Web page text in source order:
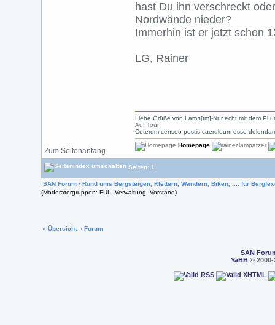
hast Du ihn verschreckt
Nordwände nieder?
Immerhin ist er jetzt schon
LG, Rainer
Zum Seitenanfang
Liebe Grüße von Lamл[tm]-Nur echt mit dem Pi
Auf Tour
Ceterum censeo pestis caeruleum esse
Homepage
Seiten: 1
SAN Forum› Rund ums Bergsteigen, Klettern, Wandern, Biken, .... für
(Moderatorgruppen: FÜL, Verwaltung, Vorstand)
« Übersicht ‹ Forum
SAN
YaBB© 2000-